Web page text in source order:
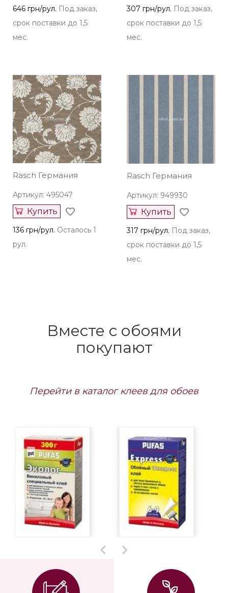
646 грн/рул. Под заказ,
срок поставки до 1,5
мес.
307 грн/рул. Под заказ,
срок поставки до 1,5
мес.
Rasch Германия
Артикул: 495047
Купить
136 грн/рул. Осталось 1
рул.
Rasch Германия
Артикул: 949930
Купить
317 грн/рул. Под заказ,
срок поставки до 1,5
мес.
Вместе с обоями
покупают
Перейти в каталог клеев для обоев